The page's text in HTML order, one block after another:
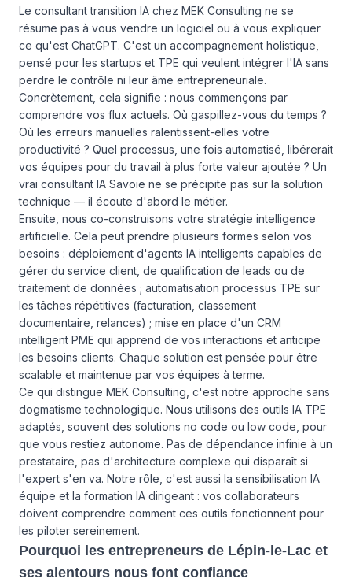
Le consultant transition IA chez MEK Consulting ne se
résume pas à vous vendre un logiciel ou à vous expliquer
ce qu'est ChatGPT. C'est un accompagnement holistique,
pensé pour les startups et TPE qui veulent intégrer l'IA sans
perdre le contrôle ni leur âme entrepreneuriale.
Concrètement, cela signifie : nous commençons par
comprendre vos flux actuels. Où gaspillez-vous du temps ?
Où les erreurs manuelles ralentissent-elles votre
productivité ? Quel processus, une fois automatisé, libérerait
vos équipes pour du travail à plus forte valeur ajoutée ? Un
vrai consultant IA Savoie ne se précipite pas sur la solution
technique — il écoute d'abord le métier.
Ensuite, nous co-construisons votre stratégie intelligence
artificielle. Cela peut prendre plusieurs formes selon vos
besoins : déploiement d'agents IA intelligents capables de
gérer du service client, de qualification de leads ou de
traitement de données ; automatisation processus TPE sur
les tâches répétitives (facturation, classement
documentaire, relances) ; mise en place d'un CRM
intelligent PME qui apprend de vos interactions et anticipe
les besoins clients. Chaque solution est pensée pour être
scalable et maintenue par vos équipes à terme.
Ce qui distingue MEK Consulting, c'est notre approche sans
dogmatisme technologique. Nous utilisons des outils IA TPE
adaptés, souvent des solutions no code ou low code, pour
que vous restiez autonome. Pas de dépendance infinie à un
prestataire, pas d'architecture complexe qui disparaît si
l'expert s'en va. Notre rôle, c'est aussi la sensibilisation IA
équipe et la formation IA dirigeant : vos collaborateurs
doivent comprendre comment ces outils fonctionnent pour
les piloter sereinement.
Pourquoi les entrepreneurs de Lépin-le-Lac et
ses alentours nous font confiance